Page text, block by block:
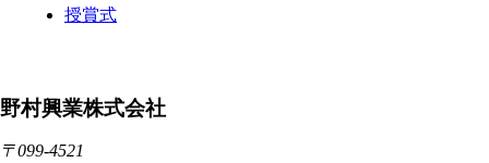
授賞式
野村興業株式会社
〒099-4521